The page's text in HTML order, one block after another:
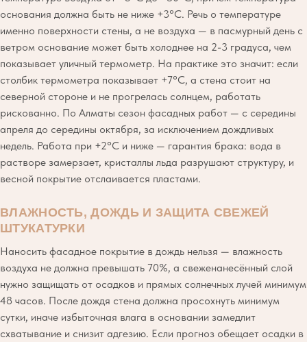
основания должна быть не ниже +3°C. Речь о температуре
именно поверхности стены, а не воздуха — в пасмурный день с
ветром основание может быть холоднее на 2-3 градуса, чем
показывает уличный термометр. На практике это значит: если
столбик термометра показывает +7°C, а стена стоит на
северной стороне и не прогрелась солнцем, работать
рискованно. По Алматы сезон фасадных работ — с середины
апреля до середины октября, за исключением дождливых
недель. Работа при +2°C и ниже — гарантия брака: вода в
растворе замерзает, кристаллы льда разрушают структуру, и
весной покрытие отслаивается пластами.
ВЛАЖНОСТЬ, ДОЖДЬ И ЗАЩИТА СВЕЖЕЙ
ШТУКАТУРКИ
Наносить фасадное покрытие в дождь нельзя — влажность
воздуха не должна превышать 70%, а свеженанесённый слой
нужно защищать от осадков и прямых солнечных лучей минимум
48 часов. После дождя стена должна просохнуть минимум
сутки, иначе избыточная влага в основании замедлит
схватывание и снизит адгезию. Если прогноз обещает осадки в